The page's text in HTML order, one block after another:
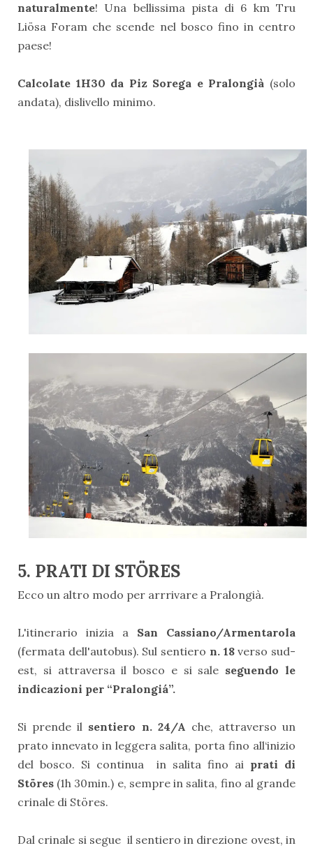
naturalmente! Una bellissima pista di 6 km Tru
Liösa Foram che scende nel bosco fino in centro
paese!
Calcolate 1H30 da Piz Sorega e Pralongià (solo
andata), dislivello minimo.
5. PRATI DI STÖRES
Ecco un altro modo per arrrivare a Pralongià.
L'itinerario inizia a San Cassiano/Armentarola
(fermata dell'autobus). Sul sentiero n. 18verso sud-
est, si attraversa il bosco e si sale seguendo le
indicazioni per “Pralongiá”.
Si prende il sentiero n. 24/A che, attraverso un
prato innevato in leggera salita, porta fino all‘inizio
del bosco. Si continua in salita fino ai prati di
Störes (1h 30min.) e, sempre in salita, fino al grande
crinale di Störes.
Dal crinale si segue il sentiero in direzione ovest, in